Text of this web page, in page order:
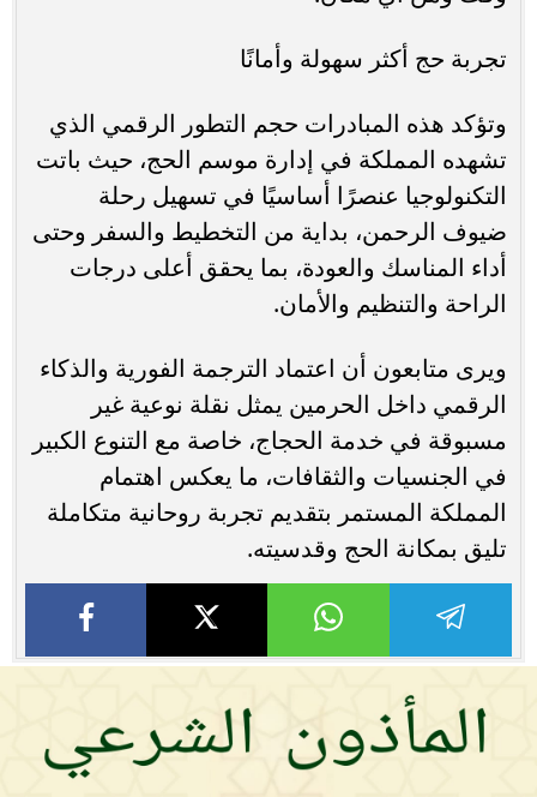
تجربة حج أكثر سهولة وأمانًا
وتؤكد هذه المبادرات حجم التطور الرقمي الذي
تشهده المملكة في إدارة موسم الحج، حيث باتت
التكنولوجيا عنصرًا أساسيًا في تسهيل رحلة
ضيوف الرحمن، بداية من التخطيط والسفر وحتى
أداء المناسك والعودة، بما يحقق أعلى درجات
الراحة والتنظيم والأمان.
ويرى متابعون أن اعتماد الترجمة الفورية والذكاء
الرقمي داخل الحرمين يمثل نقلة نوعية غير
مسبوقة في خدمة الحجاج، خاصة مع التنوع الكبير
في الجنسيات والثقافات، ما يعكس اهتمام
المملكة المستمر بتقديم تجربة روحانية متكاملة
تليق بمكانة الحج وقدسيته.